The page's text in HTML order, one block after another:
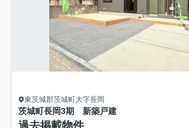
東茨城郡茨城町大字長岡
茨城町長岡3期 新築戸建